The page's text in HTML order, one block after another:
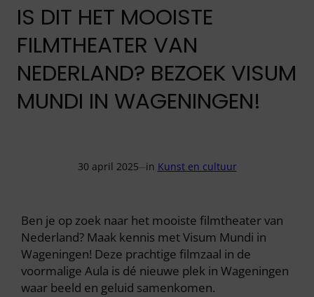
IS DIT HET MOOISTE
FILMTHEATER VAN
NEDERLAND? BEZOEK VISUM
MUNDI IN WAGENINGEN!
30 april 2025—in Kunst en cultuur
Ben je op zoek naar het mooiste filmtheater van
Nederland? Maak kennis met Visum Mundi in
Wageningen! Deze prachtige filmzaal in de
voormalige Aula is dé nieuwe plek in Wageningen
waar beeld en geluid samenkomen.